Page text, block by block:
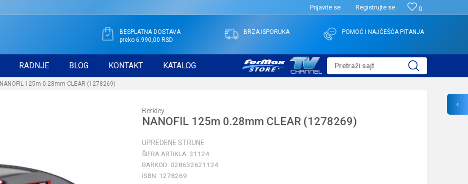
0
Prijavite se Registrujte se
BESPLATNA DOSTAVA
preko 6.990,00 RSD
BRZA ISPORUKA POMOĆ I NAJČEŠĆA PITANJA
RADNJE BLOG KONTAKT KATALOG Pretraži sajt
NANOFIL 125m 0.28mm CLEAR (1278269)
Berkley
NANOFIL 125m 0.28mm CLEAR (1278269)
UPREDENE STRUNE
ŠIFRA ARTIKLA: 31124
BARKOD: 028632621134
ISBN: 1278269